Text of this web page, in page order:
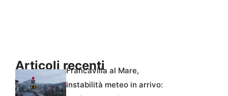
Articoli recenti
Francavilla al Mare,
instabilità meteo in arrivo: